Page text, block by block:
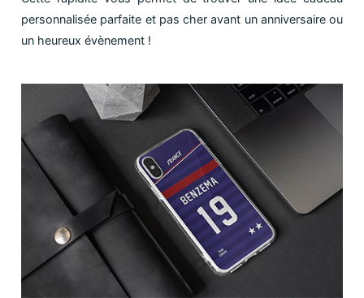
personnalisée parfaite et pas cher avant un anniversaire ou
un heureux évènement !